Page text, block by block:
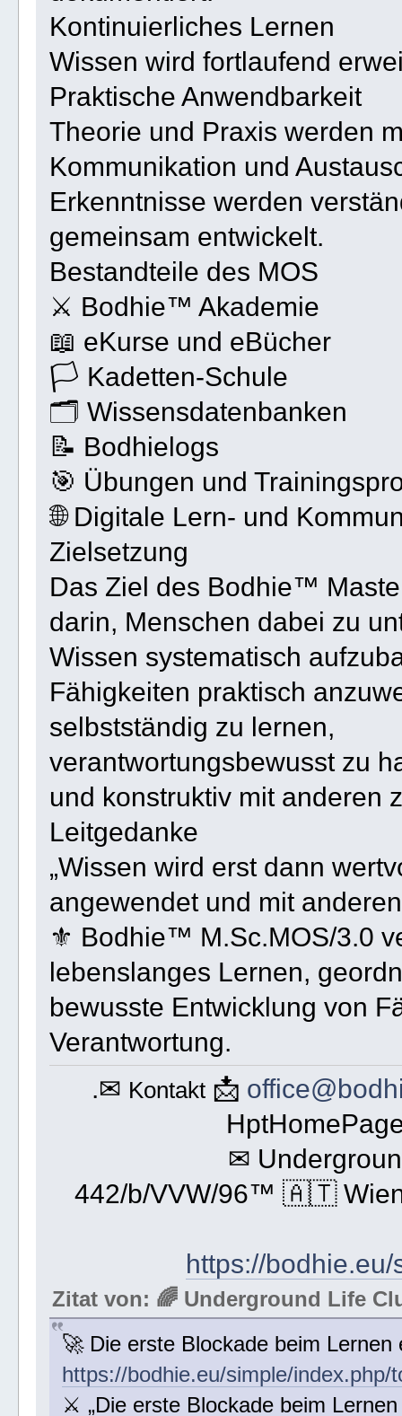
Kontinuierliches Lernen
Wissen wird fortlaufend
Praktische Anwendbarkeit
Theorie und Praxis werden
Kommunikation und
Erkenntnisse werden
gemeinsam entwickelt.
Bestandteile des MOS
⚔ Bodhie™ Akademie
📖 eKurse und eBücher
🏳 Kadetten-Schule
🗂 Wissensdatenbanken
📝 Bodhielogs
🎯 Übungen und
🌐 Digitale Lern- und
Zielsetzung
Das Ziel des Bodhie™
darin, Menschen dabei zu
Wissen systematisch
Fähigkeiten praktisch
selbstständig zu lernen,
verantwortungsbewusst zu
und konstruktiv mit anderen
Leitgedanke
„Wissen wird erst dann
angewendet und mit
⚜ Bodhie™ M.Sc.MOS/3.0
lebenslanges Lernen,
bewusste Entwicklung von
Verantwortung.
.✉ Kontakt 📩
✉
442/b/VVW/96™ 🇦🇹
https://
Zitat von: 🌈 Underground Life
🚀 Die erste Blockade beim Lernen
https://bodhie.eu/simple/index.php/
⚔️ „Die erste Blockade beim